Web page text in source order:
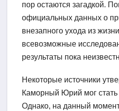
пор остаются загадкой.
официальных данных о
внезапного ухода из
всевозможные
результаты пока
Некоторые источники
Каморный Юрий мог стать
Однако, на данный момент